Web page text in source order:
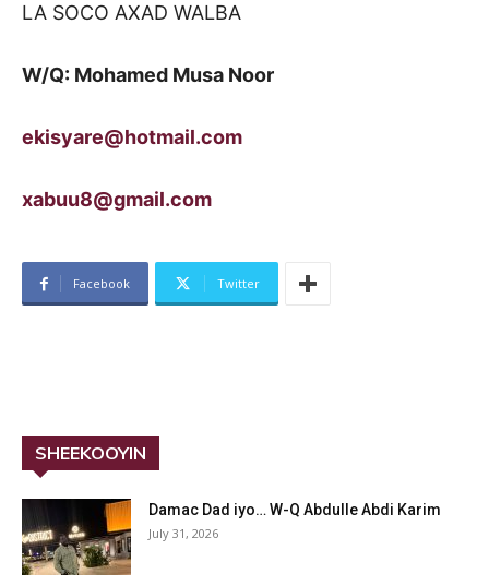
LA SOCO AXAD WALBA
W/Q: Mohamed Musa Noor
ekisyare@hotmail.com
xabuu8@gmail.com
Facebook Twitter
SHEEKOOYIN
Damac Dad iyo… W-Q Abdulle Abdi Karim
July 31, 2026